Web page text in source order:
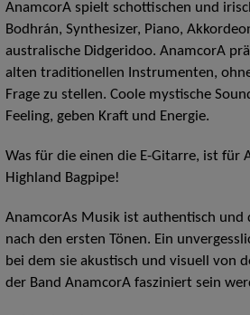
AnamcorA spielt schottischen und
Bodhrán, Synthesizer, Piano,
australische Didgeridoo. AnamcorA
alten traditionellen Instrumenten,
Frage zu stellen. Coole mystische
Feeling, geben Kraft und Energie.
Was für die einen die E-Gitarre, ist für
Highland Bagpipe!
AnamcorAs Musik ist authentisch und
nach den ersten Tönen. Ein
bei dem sie akustisch und visuell von
der Band AnamcorA fasziniert sein